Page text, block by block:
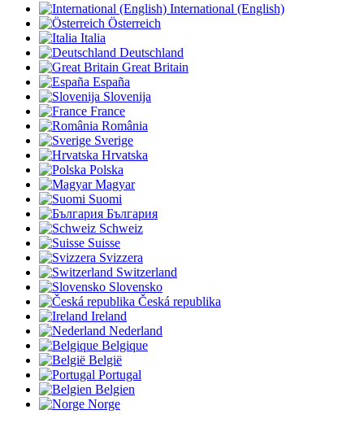
International (English)
Österreich
Italia
Deutschland
Great Britain
España
Slovenija
France
România
Sverige
Hrvatska
Polska
Magyar
Suomi
България
Schweiz
Suisse
Svizzera
Switzerland
Slovensko
Česká republika
Ireland
Nederland
Belgique
België
Portugal
Belgien
Norge